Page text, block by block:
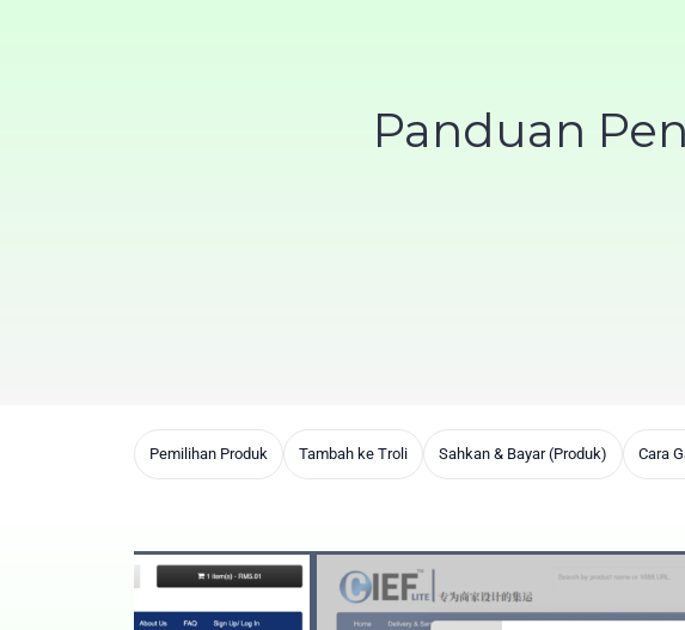
Panduan
Pemilihan Produk Tambah ke Troli Sahkan & Bayar (Produk) Cara